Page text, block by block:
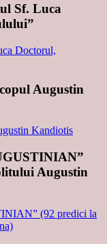
Sf. Luca
Augustin
Augustin